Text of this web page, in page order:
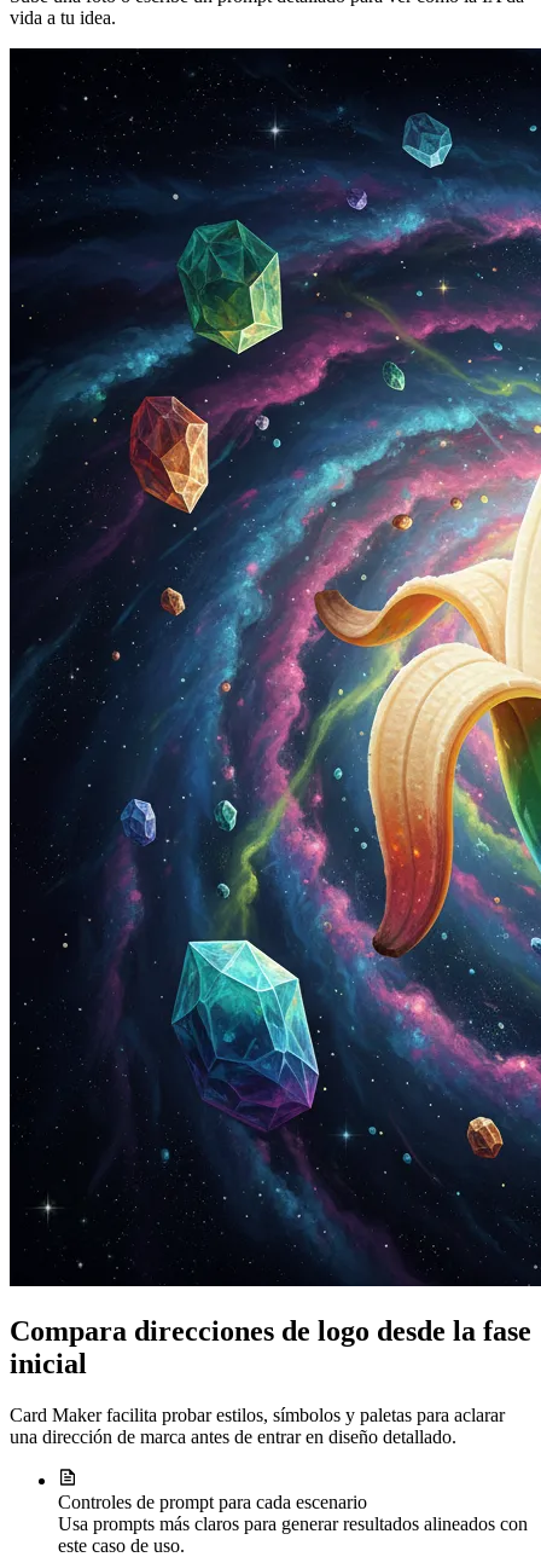
vida a tu idea.
Compara direcciones de logo desde la fase
inicial
Card Maker facilita probar estilos, símbolos y paletas para aclarar
una dirección de marca antes de entrar en diseño detallado.
Controles de prompt para cada escenario
Usa prompts más claros para generar resultados alineados con
este caso de uso.